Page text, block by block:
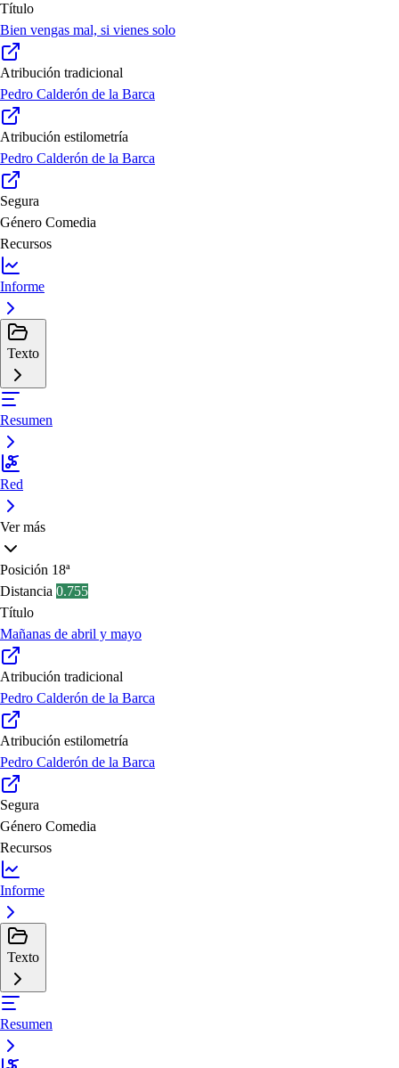
Título
Bien vengas mal, si vienes solo
Atribución tradicional
Pedro Calderón de la Barca
Atribución estilometría
Pedro Calderón de la Barca
Segura
Género Comedia
Recursos
Informe
Texto
Resumen
Red
Ver más
Posición 18ª
Distancia 0.755
Título
Mañanas de abril y mayo
Atribución tradicional
Pedro Calderón de la Barca
Atribución estilometría
Pedro Calderón de la Barca
Segura
Género Comedia
Recursos
Informe
Texto
Resumen